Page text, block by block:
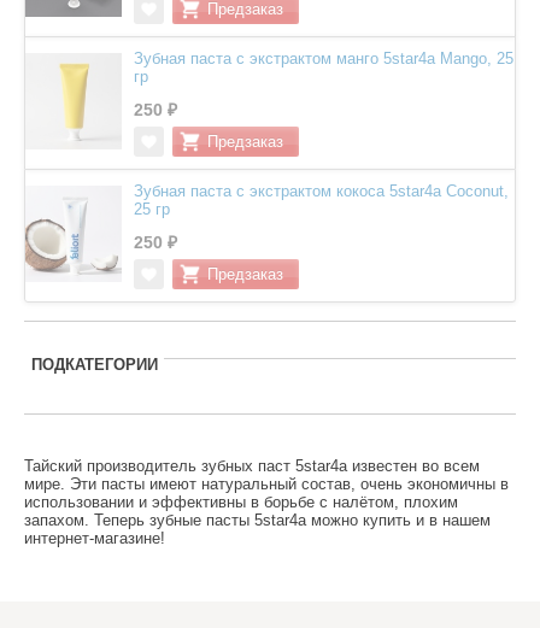
Зубная паста с экстрактом манго 5star4a Mango, 25
гр
250 ₽
Зубная паста с экстрактом кокоса 5star4a Coconut,
25 гр
250 ₽
ПОДКАТЕГОРИИ
Тайский производитель зубных паст 5star4a известен во всем
мире. Эти пасты имеют натуральный состав, очень экономичны в
использовании и эффективны в борьбе с налётом, плохим
запахом. Теперь зубные пасты 5star4a можно купить и в нашем
интернет-магазине!